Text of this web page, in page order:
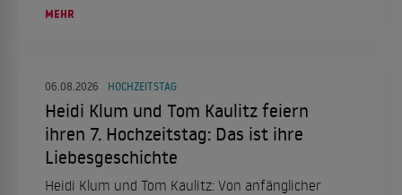
Zeit und Nerven sparen.
MEHR
06.08.2026 HOCHZEITSTAG
Heidi Klum und Tom Kaulitz feiern
ihren 7. Hochzeitstag: Das ist ihre
Liebesgeschichte
Heidi Klum und Tom Kaulitz: Von anfänglicher